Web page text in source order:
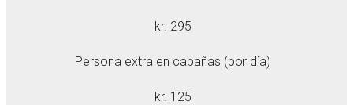
kr. 295
Persona extra en cabañas (por día)
kr. 125